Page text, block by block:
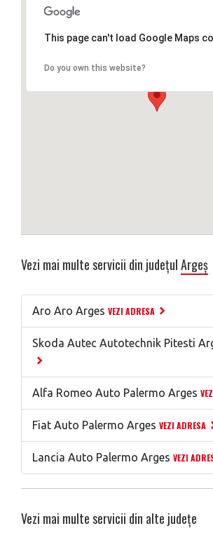
This page can't load Google Maps
Do you own this website?
Vezi mai multe servicii din județulArgeș
Aro Aro Arges VEZI ADRESA
Skoda Autec Autotechnik Pitesti
Alfa Romeo Auto Palermo Arges
Fiat Auto Palermo Arges VEZI ADRESA
Lancia Auto Palermo Arges VEZI
Vezi mai multe servicii din alte județe